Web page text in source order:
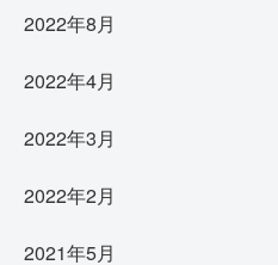
2022年8月
2022年4月
2022年3月
2022年2月
2021年5月